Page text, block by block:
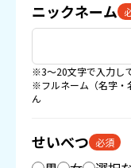
ニックネーム
※3〜20文字で入力し
※フルネーム（名字・
ん
せいべつ 必須